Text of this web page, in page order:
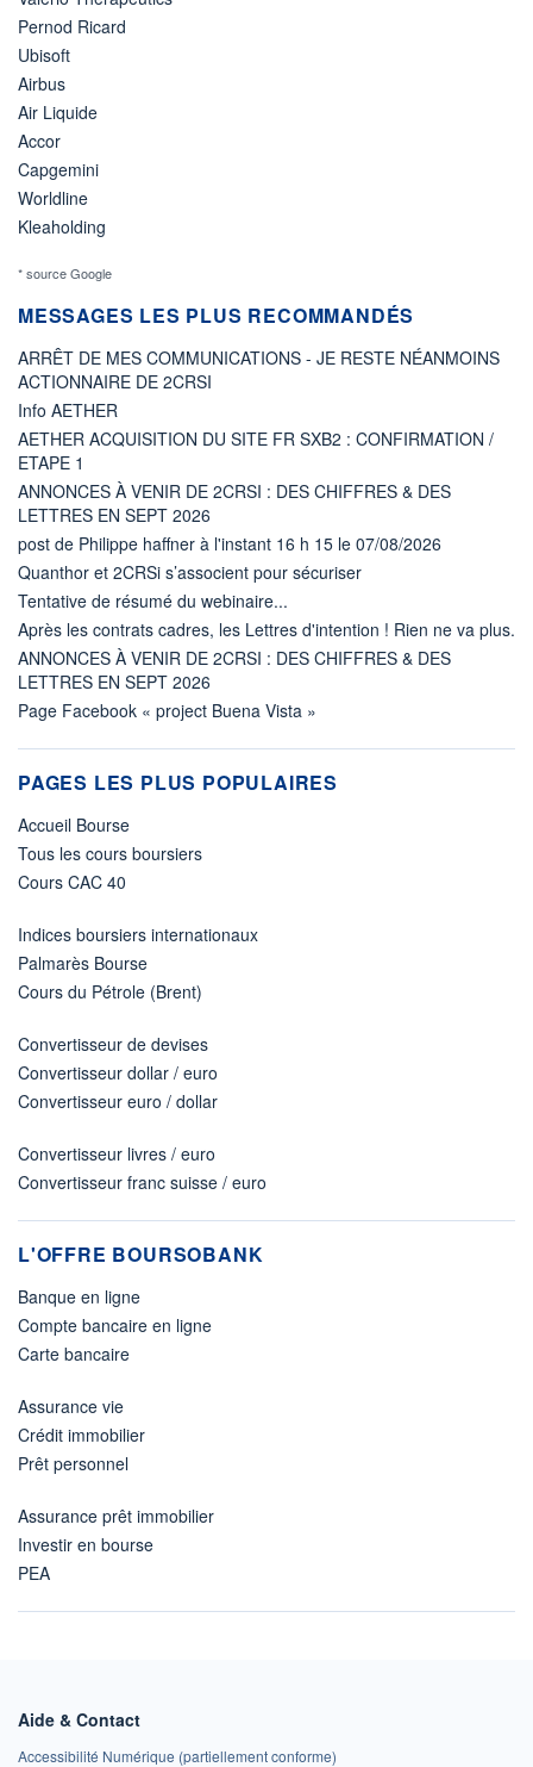
Pernod Ricard
Ubisoft
Airbus
Air Liquide
Accor
Capgemini
Worldline
Kleaholding
* source Google
MESSAGES LES PLUS RECOMMANDÉS
ARRÊT DE MES COMMUNICATIONS - JE RESTE NÉANMOINS
ACTIONNAIRE DE 2CRSI
Info AETHER
AETHER ACQUISITION DU SITE FR SXB2 : CONFIRMATION /
ETAPE 1
ANNONCES À VENIR DE 2CRSI : DES CHIFFRES & DES
LETTRES EN SEPT 2026
post de Philippe haffner à l'instant 16 h 15 le 07/08/2026
Quanthor et 2CRSi s’associent pour sécuriser
Tentative de résumé du webinaire...
Après les contrats cadres, les Lettres d'intention ! Rien ne va plus.
ANNONCES À VENIR DE 2CRSI : DES CHIFFRES & DES
LETTRES EN SEPT 2026
Page Facebook « project Buena Vista »
PAGES LES PLUS POPULAIRES
Accueil Bourse
Tous les cours boursiers
Cours CAC 40
Indices boursiers internationaux
Palmarès Bourse
Cours du Pétrole (Brent)
Convertisseur de devises
Convertisseur dollar / euro
Convertisseur euro / dollar
Convertisseur livres / euro
Convertisseur franc suisse / euro
L'OFFRE BOURSOBANK
Banque en ligne
Compte bancaire en ligne
Carte bancaire
Assurance vie
Crédit immobilier
Prêt personnel
Assurance prêt immobilier
Investir en bourse
PEA
Aide & Contact
Accessibilité Numérique (partiellement conforme)